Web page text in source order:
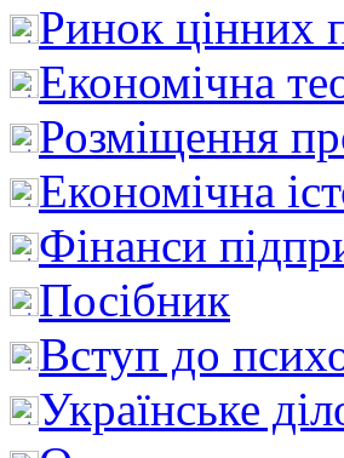
Ринок цінних
Економічна
Розміщення
Економічна
Фінанси
Посібник
Вступ до
Українське